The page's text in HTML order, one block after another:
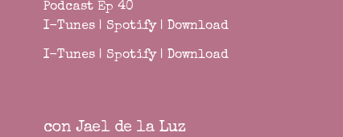
Podcast Ep 40
I-Tunes | Spotify| Download
I-Tunes | Spotify| Download
con Jael de la Luz